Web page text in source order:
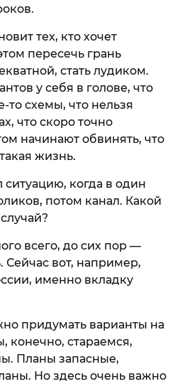
тех, кто хочет
пересечь грань
стать лудиком.
у себя в голове, что
то схемы, что нельзя
что скоро точно
начинают обвинять, что
жизнь.
когда в один
потом канал. Какой
всего, до сих пор —
вот, например,
именно вкладку
придумать варианты на
конечно, стараемся,
Планы запасные,
Но здесь очень важно